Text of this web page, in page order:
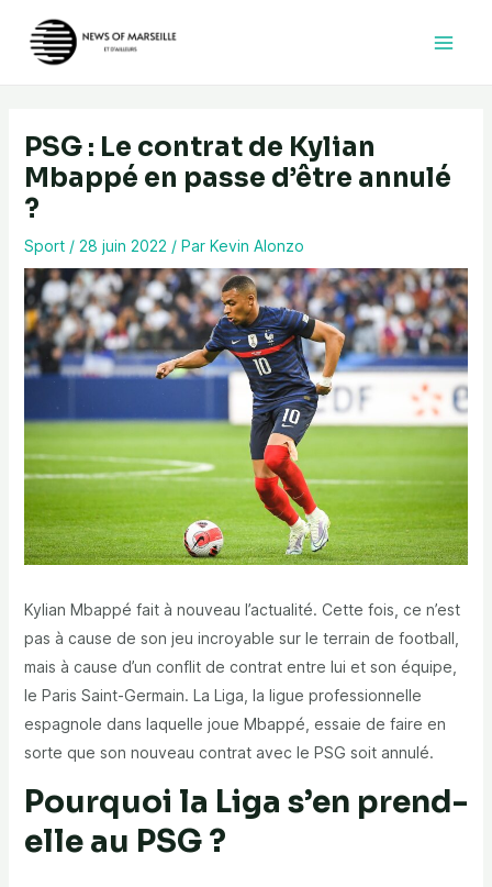
contenu
PSG : Le contrat de Kylian
Mbappé en passe d’être annulé
?
Sport/ 28 juin 2022 / Par Kevin Alonzo
Kylian Mbappé fait à nouveau l’actualité. Cette fois, ce n’est
pas à cause de son jeu incroyable sur le terrain de football,
mais à cause d’un conflit de contrat entre lui et son équipe,
le Paris Saint-Germain. La Liga, la ligue professionnelle
espagnole dans laquelle joue Mbappé, essaie de faire en
sorte que son nouveau contrat avec le PSG soit annulé.
Pourquoi la Liga s’en prend-
elle au PSG ?